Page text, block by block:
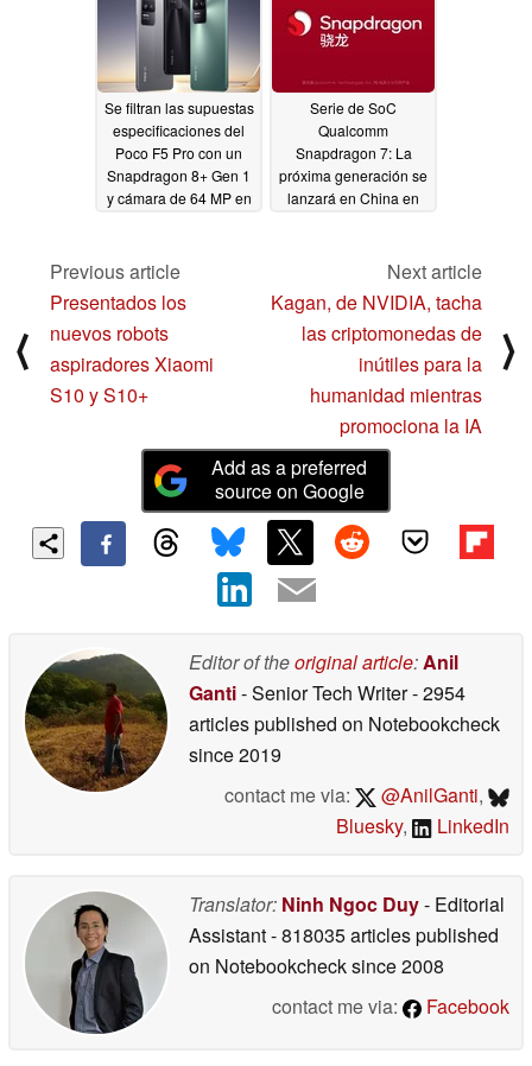
Se filtran las supuestas
especificaciones del
Poco F5 Pro con un
Snapdragon 8+ Gen 1
y cámara de 64 MP en
Serie de SoC
Qualcomm
Snapdragon 7: La
próxima generación se
lanzará en China en
⟨
Previous article
Presentados los
nuevos robots
aspiradores Xiaomi
S10 y S10+
Next article
Kagan, de NVIDIA, tacha
las criptomonedas de
inútiles para la
humanidad mientras
promociona la IA
⟩
Add as a preferred
source on Google
Editor of theoriginal article:Anil
Ganti- Senior Tech Writer- 2954
articles published on Notebookcheck
since 2019
contact me via:
@AnilGanti,
Bluesky, LinkedIn
Translator: Ninh Ngoc Duy- Editorial
Assistant- 818035 articles published
on Notebookchecksince 2008
contact me via:
Facebook